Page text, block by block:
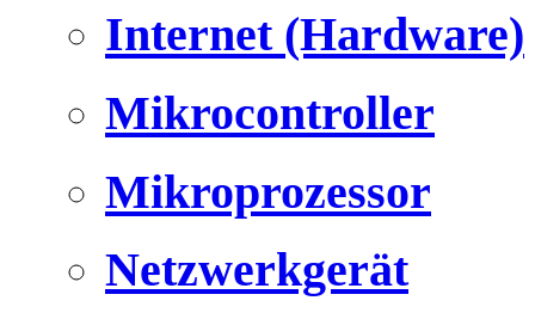
Internet (Hardware)
Mikrocontroller
Mikroprozessor
Netzwerkgerät